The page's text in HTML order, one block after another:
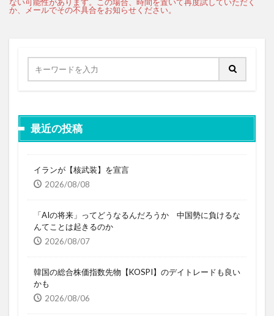
最近の投稿
イランが【核武装】を宣言
2026/08/08
「AIの将来」ってどうなるんだろうか 中国勢に負けるな
んてことは起きるのか
2026/08/07
韓国の総合株価指数先物【KOSPI】のデイトレードも良い
かも
2026/08/06